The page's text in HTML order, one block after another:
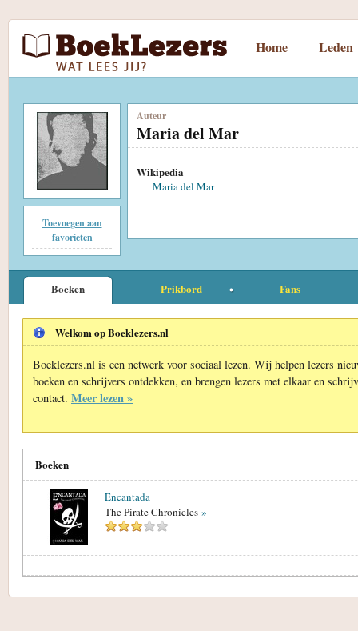
Home Leden
Toevoegen aan
favorieten
Auteur
Maria del Mar
Wikipedia
Maria del Mar
Boeken Prikbord Fans
Welkom op Boeklezers.nl
Boeklezers.nl is een netwerk voor sociaal lezen. Wij helpen lezers
boeken en schrijvers ontdekken, en brengen lezers met elkaar en
contact. Meer lezen »
Boeken
Encantada
The Pirate Chronicles »